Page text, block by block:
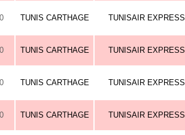
TUNIS CARTHAGE TUNISAIR EXPRESS
TUNIS CARTHAGE TUNISAIR EXPRESS
TUNIS CARTHAGE TUNISAIR EXPRESS
TUNIS CARTHAGE TUNISAIR EXPRESS